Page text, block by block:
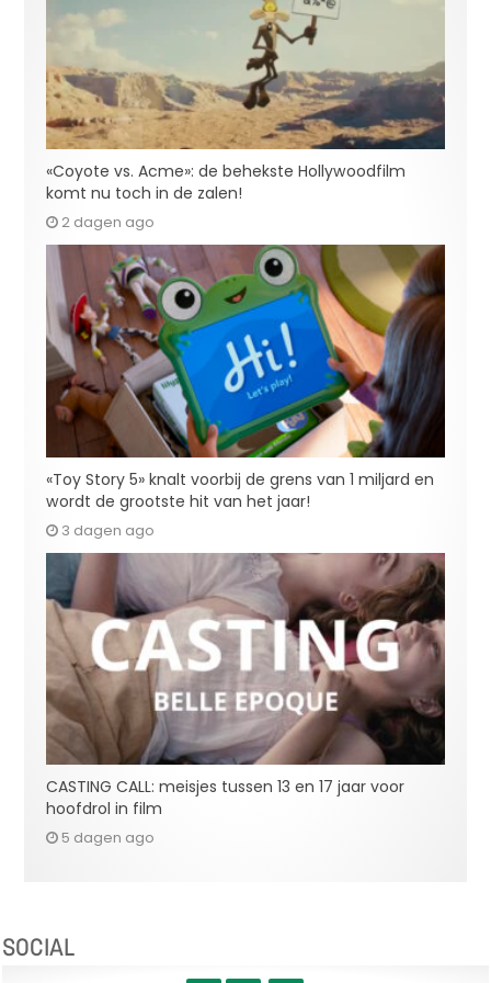
«Coyote vs. Acme»: de behekste Hollywoodfilm
komt nu toch in de zalen!
2 dagen ago
«Toy Story 5» knalt voorbij de grens van 1 miljard en
wordt de grootste hit van het jaar!
3 dagen ago
CASTING CALL: meisjes tussen 13 en 17 jaar voor
hoofdrol in film
5 dagen ago
SOCIAL